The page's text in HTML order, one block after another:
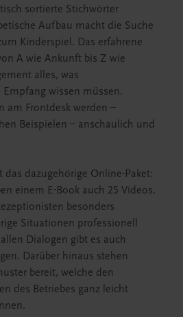
sortierte Stichwörter
Aufbau macht die Suche
Kinderspiel. Das erfahrene
A wie Ankunft bis Z wie
alles, was
wissen müssen.
am Frontdesk werden –
Beispielen – anschaulich und
das dazugehörige Online-Paket:
einem E-Book auch 25 Videos.
besonders
Situationen professionell
Dialogen gibt es auch
Darüber hinaus stehen
bereit, welche den
des Betriebes ganz leicht